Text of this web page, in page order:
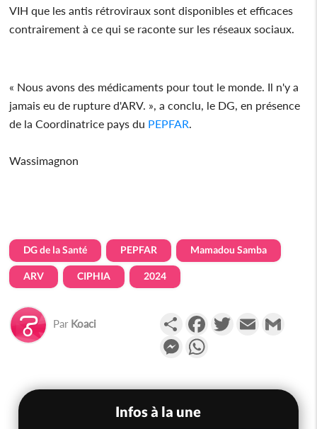
VIH que les antis rétroviraux sont disponibles et efficaces
contrairement à ce qui se raconte sur les réseaux sociaux.
« Nous avons des médicaments pour tout le monde. Il n'y a
jamais eu de rupture d'ARV. », a conclu, le DG, en présence
de la Coordinatrice pays du PEPFAR.
Wassimagnon
DG de la Santé PEPFAR Mamadou Samba
ARV CIPHIA 2024
Par Koaci PartagerFacebookTwitterEmail
Messenger
Infos à la une